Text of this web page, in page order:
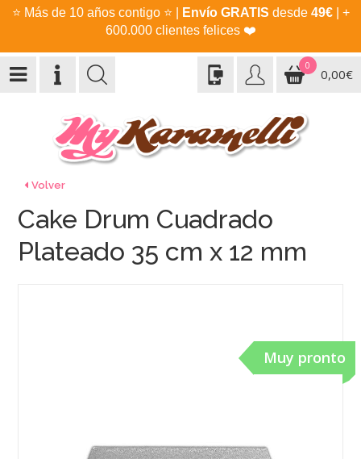
⭐ Más de 10 años contigo ⭐ Envío GRATIS desde 49€| +
600.000 clientes felices ❤️
0
0,00€
Volver
Muy pronto
Cake Drum Cuadrado
Plateado 35 cm x 12 mm